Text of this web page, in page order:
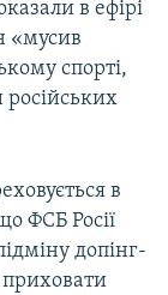
в ефірі
«мусив
спорті,
російських
в
ФСБ Росії
допінг-
приховати